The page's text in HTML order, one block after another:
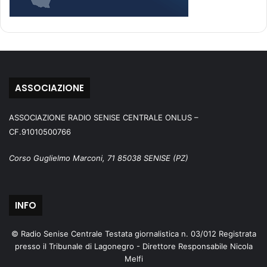
ASSOCIAZIONE
ASSOCIAZIONE RADIO SENISE CENTRALE ONLUS –
CF.91010500766
Corso Guglielmo Marconi, 71 85038 SENISE (PZ)
INFO
© Radio Senise Centrale Testata giornalistica n. 03/012 Registrata
presso il Tribunale di Lagonegro - Direttore Responsabile Nicola
Melfi